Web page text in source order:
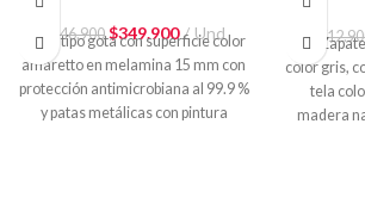
$ 446.900 $349.900 Und
Mesa tipo gota con superficie color
amaretto en melamina 15 mm con
protección antimicrobiana al 99.9 %
y patas metálicas con pintura
$
Puff
color gris,
tela
madera